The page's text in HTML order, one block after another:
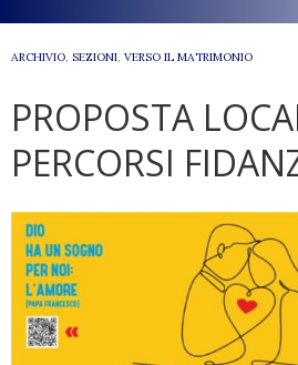
ARCHIVIO, SEZIONI, VERSO IL MATRIMONIO
PROPOSTA
PERCORSI